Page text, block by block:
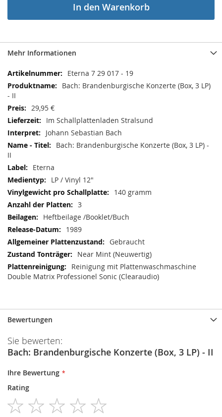
In den Warenkorb
Mehr Informationen
Mehr
Informationen
Eterna 7 29 017 - 19
Bach: Brandenburgische Konzerte (Box, 3 LP)
- II
29,95 €
Im Schallplattenladen Stralsund
Johann Sebastian Bach
Bach: Brandenburgische Konzerte (Box, 3 LP) -
II
Eterna
LP / Vinyl 12"
140 gramm
3
Heftbeilage /Booklet/Buch
1989
Gebraucht
Near Mint (Neuwertig)
Reinigung mit Plattenwaschmaschine
Double Matrix Professionel Sonic (Clearaudio)
Bewertungen
Sie bewerten:
Bach: Brandenburgische Konzerte (Box, 3 LP) - II
Ihre Bewertung
Rating
1
star
2
stars
3
stars
4
stars